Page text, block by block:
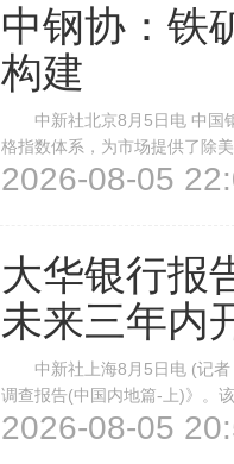
中钢协：铁
构建
中新社北京8月5日电 中国钢
格指数体系，为市场提供了除
性和透明度。 该协会称，长
2026-08-05
大华银行报
未来三年内
中新社上海8月5日电 (记者
调查报告(中国内地篇-上)》。
业表示计划未来三年内开展海
2026-08-05